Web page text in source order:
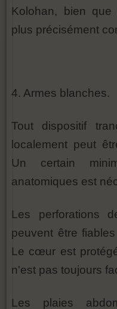
Kolohan, bien
plus précisément
4. Armes blanches.
Tout dispositif
localement peut
Un certain
anatomiques est
Les perforations
peuvent être
Le cœur est
n'est pas toujours
Les plaies